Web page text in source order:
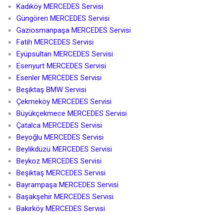
Kadıköy MERCEDES Servisi
Güngören MERCEDES Servisi
Gaziosmanpaşa MERCEDES Servisi
Fatih MERCEDES Servisi
Eyüpsultan MERCEDES Servisi
Esenyurt MERCEDES Servisi
Esenler MERCEDES Servisi
Beşiktaş BMW Servisi
Çekmeköy MERCEDES Servisi
Büyükçekmece MERCEDES Servisi
Çatalca MERCEDES Servisi
Beyoğlu MERCEDES Servisi
Beylikdüzü MERCEDES Servisi
Beykoz MERCEDES Servisi
Beşiktaş MERCEDES Servisi
Bayrampaşa MERCEDES Servisi
Başakşehir MERCEDES Servisi
Bakırköy MERCEDES Servisi